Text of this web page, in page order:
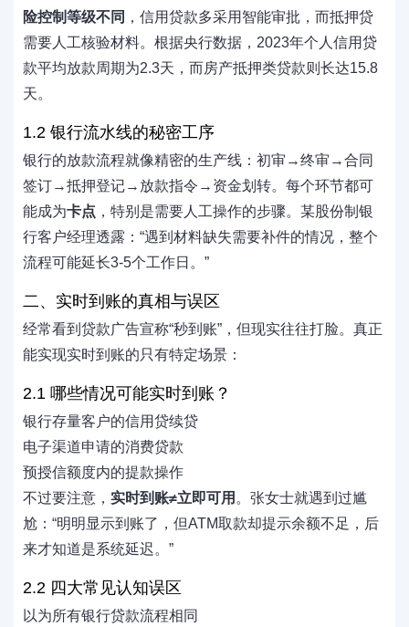
险控制等级不同 ，信用贷款多采用智能审批，而抵押贷
需要人工核验材料。根据央行数据，2023年个人信用贷
款平均放款周期为2.3天，而房产抵押类贷款则长达15.8
天。
1.2 银行流水线的秘密工序
银行的放款流程就像精密的生产线：初审→终审→合同
签订→抵押登记→放款指令→资金划转。每个环节都可
能成为卡点 ，特别是需要人工操作的步骤。某股份制银
行客户经理透露：“遇到材料缺失需要补件的情况，整个
流程可能延长3-5个工作日。”
二、实时到账的真相与误区
经常看到贷款广告宣称“秒到账”，但现实往往打脸。真正
能实现实时到账的只有特定场景：
2.1 哪些情况可能实时到账？
银行存量客户的信用贷续贷
电子渠道申请的消费贷款
预授信额度内的提款操作
不过要注意， 实时到账≠立即可用 。张女士就遇到过尴
尬：“明明显示到账了，但ATM取款却提示余额不足，后
来才知道是系统延迟。”
2.2 四大常见认知误区
以为所有银行贷款流程相同